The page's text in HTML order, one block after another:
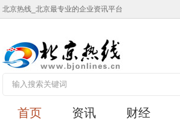
北京热线_北京最专业的企业资讯平台
首页 资讯 财经